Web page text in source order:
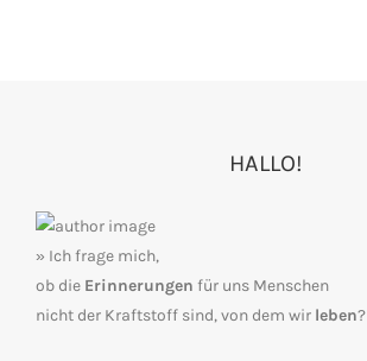
HALLO!
» Ich frage mich,
ob die Erinnerungen für uns Menschen
nicht der Kraftstoff sind, von dem wir leben?